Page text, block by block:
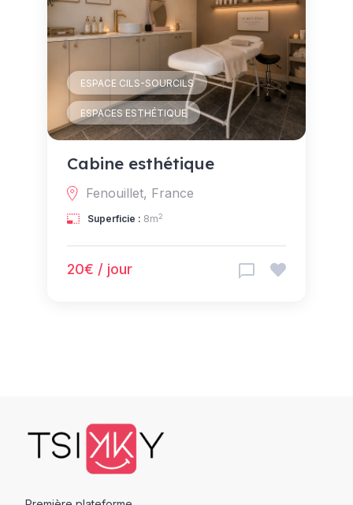
ESPACE CILS-SOURCILS
ESPACES ESTHÉTIQUE
Cabine esthétique
Fenouillet, France
Superficie : 8m2
20€ / jour